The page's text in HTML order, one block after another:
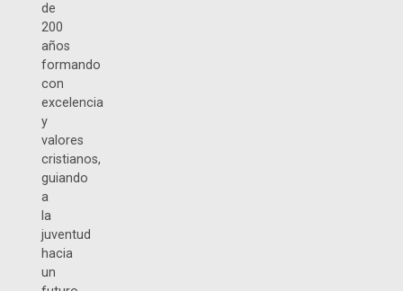
de
200
años
formando
con
excelencia
y
valores
cristianos,
guiando
a
la
juventud
hacia
un